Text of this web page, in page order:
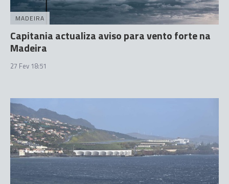
MADEIRA
Capitania actualiza aviso para vento forte na
Madeira
27 Fev 18:51